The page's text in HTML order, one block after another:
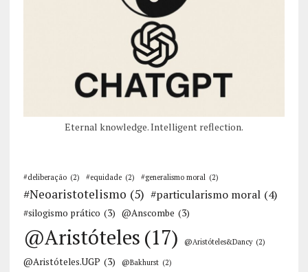
Eternal knowledge. Intelligent reflection.
#deliberação (2) #equidade (2) #generalismo moral (2)
#Neoaristotelismo (5) #particularismo moral (4)
#silogismo prático (3) @Anscombe (3)
@Aristóteles (17) @Aristóteles&Dancy (2)
@Aristóteles.UGP (3) @Bakhurst (2)